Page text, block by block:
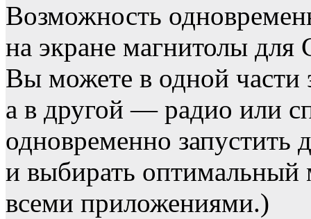
Возможность
на экране магнитолы для
Вы можете в одной части
а в другой — радио или
одновременно
и выбирать оптимальный
всеми приложениями.)